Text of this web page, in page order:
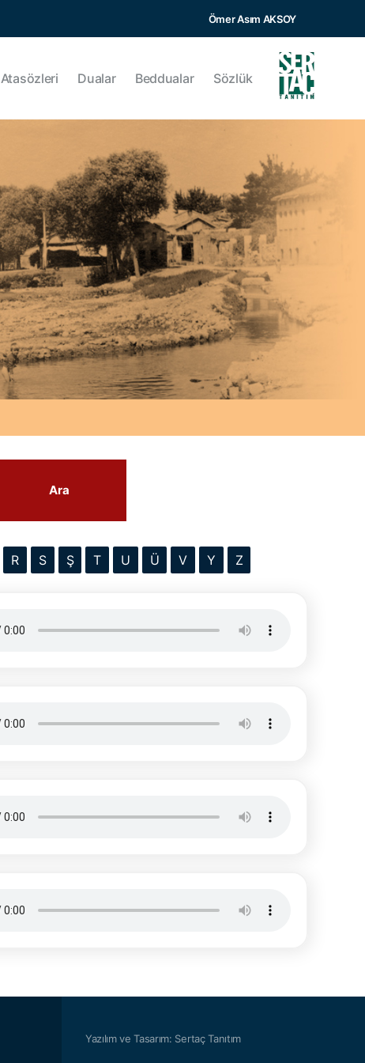
Ömer Asım AKSOY
Atasözleri Dualar Beddualar Sözlük
Ara
R S Ş T U Ü V Y Z
Yazılım ve Tasarım: Sertaç Tanıtım